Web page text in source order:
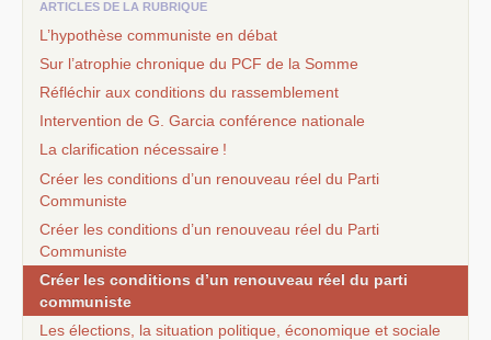
ARTICLES DE LA RUBRIQUE
L’hypothèse communiste en débat
Sur l’atrophie chronique du PCF de la Somme
Réfléchir aux conditions du rassemblement
Intervention de G. Garcia conférence nationale
La clarification nécessaire !
Créer les conditions d’un renouveau réel du Parti
Communiste
Créer les conditions d’un renouveau réel du Parti
Communiste
Créer les conditions d’un renouveau réel du parti
communiste
Les élections, la situation politique, économique et sociale